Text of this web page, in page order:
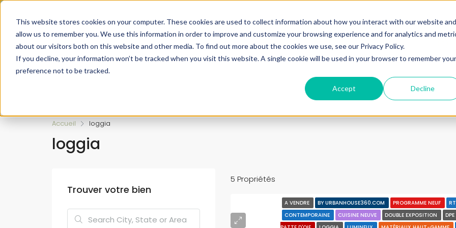
This website stores cookies on your computer. These cookies are used to collect information about how you interact with our website and
allow us to remember you. We use this information in order to improve and customize your browsing experience and for analytics and
about our visitors both on this website and other media. To find out more about the cookies we use, see our Privacy Policy.
If you decline, your information won’t be tracked when you visit this website. A single cookie will be used in your browser to remember your
preference not to be tracked.
Accept Decline
+33683110097
contact@urbanhouse360.com
Nos Biens Nos infos
Accueil loggia
loggia
5 Propriétés
A VENDRE BY URBANHOUSE360.COM PROGRAMME NEUF
CONTEMPORAINE
CUISINE NEUVE DOUBLE EXPOSITION
Trouver votre bien